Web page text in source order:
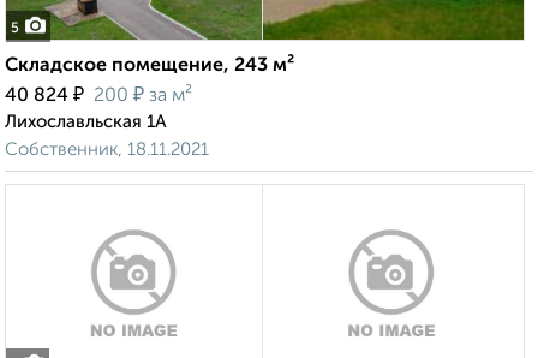
5
Складское помещение, 243 м²
40 824 ₽ 200 ₽ за м²
Лихославльская 1А
Собственник, 18.11.2021